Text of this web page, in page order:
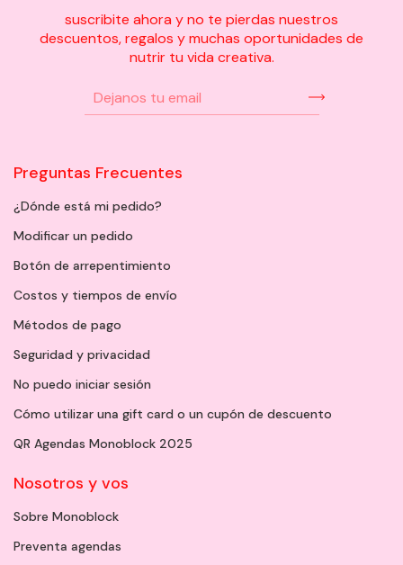
suscribite ahora y no te pierdas nuestros
descuentos, regalos y muchas oportunidades de
nutrir tu vida creativa.
Preguntas Frecuentes
¿Dónde está mi pedido?
Modificar un pedido
Botón de arrepentimiento
Costos y tiempos de envío
Métodos de pago
Seguridad y privacidad
No puedo iniciar sesión
Cómo utilizar una gift card o un cupón de descuento
QR Agendas Monoblock 2025
Nosotros y vos
Sobre Monoblock
Preventa agendas